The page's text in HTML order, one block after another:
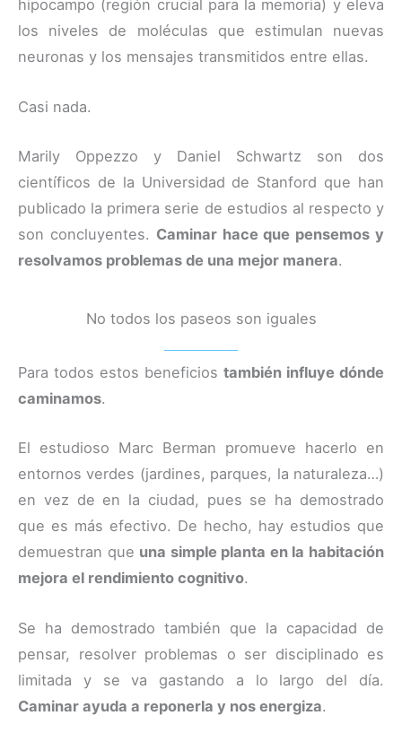
hipocampo (región crucial para la memoria) y eleva
los niveles de moléculas que estimulan nuevas
neuronas y los mensajes transmitidos entre ellas.
Casi nada.
Marily Oppezzo y Daniel Schwartz son dos
científicos de la Universidad de Stanford que han
publicado la primera serie de estudios al respecto y
son concluyentes. Caminar hace que pensemos y
resolvamos problemas de una mejor manera.
No todos los paseos son iguales
Para todos estos beneficios también influye dónde
caminamos.
El estudioso Marc Berman promueve hacerlo en
entornos verdes (jardines, parques, la naturaleza…)
en vez de en la ciudad, pues se ha demostrado
que es más efectivo. De hecho, hay estudios que
demuestran que una simple planta en la habitación
mejora el rendimiento cognitivo.
Se ha demostrado también que la capacidad de
pensar, resolver problemas o ser disciplinado es
limitada y se va gastando a lo largo del día.
Caminar ayuda a reponerla y nos energiza.